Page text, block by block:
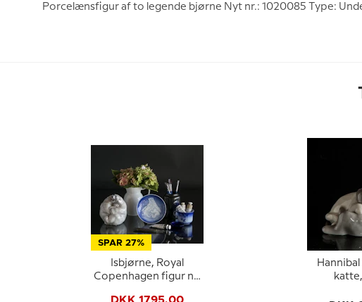
Porcelænsfigur af to legende bjørne Nyt nr.: 1020085 Type:
SPAR 27%
Isbjørne, Royal
Copenhagen figur nr.
DKK 1795,00